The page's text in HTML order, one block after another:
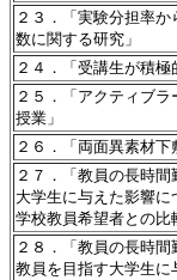
２３．「実験分担率
数に関する研究」
２４．「受講生が積極
２５．「アクティブ
授業」
２６．「両面異素材下
２７．「教員の長時
大学生に与えた影響
学校教員希望者との比
２８．「教員の長時
教員を目指す大学生に